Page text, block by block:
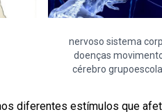
nervoso sistema
doenças
cérebro
diferentes estímulos que